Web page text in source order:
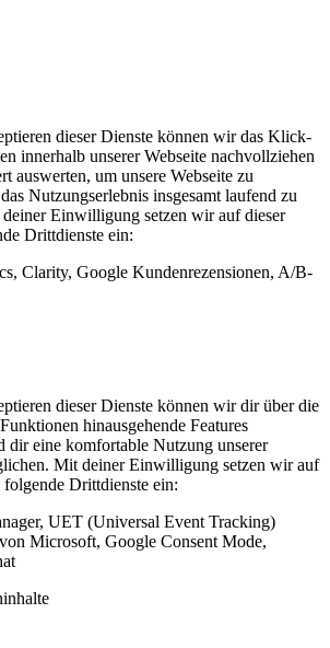
dieser Dienste können wir das Klick-
innerhalb unserer Webseite nachvollziehen
auswerten, um unsere Webseite zu
Nutzungserlebnis insgesamt laufend zu
Einwilligung setzen wir auf dieser
Drittdienste ein:
Clarity, Google Kundenrezensionen, A/B-
dieser Dienste können wir dir über die
hinausgehende Features
dir eine komfortable Nutzung unserer
Mit deiner Einwilligung setzen wir auf
folgende Drittdienste ein:
UET (Universal Event Tracking)
Microsoft, Google Consent Mode,